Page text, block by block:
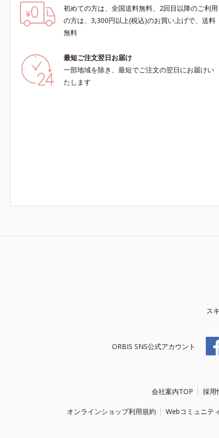
初めての方は、全国送料無料、2回目以降のご利用
の方は、3,300円以上(税込)のお買い上げで、送料
無料
最短ご注文翌日お届け
一部地域を除き、最短でご注文の翌日にお届けい
たします
ス
ORBIS SNS公式アカウント
会社案内TOP 採用
オンラインショップ利用規約 Webコミュニテ